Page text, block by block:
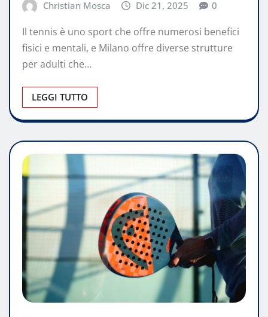
Christian Mosca Dic 21, 2025 0
Il tennis è uno sport che offre numerosi benefici
fisici e mentali, e Milano offre diverse strutture
per adulti che…
LEGGI TUTTO